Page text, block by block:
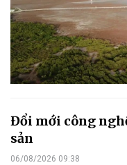
Đổi mới công
sản
06/08/2026 09:38